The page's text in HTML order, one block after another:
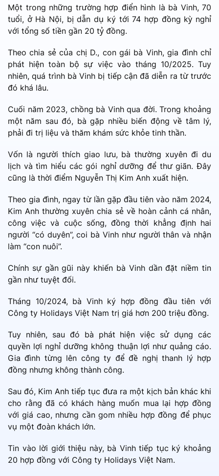
Một trong những trường hợp điển hình là bà Vinh, 70
tuổi, ở Hà Nội, bị dẫn dụ ký tới 74 hợp đồng kỳ nghỉ
với tổng số tiền gần 20 tỷ đồng.
Theo chia sẻ của chị D., con gái bà Vinh, gia đình chỉ
phát hiện toàn bộ sự việc vào tháng 10/2025. Tuy
nhiên, quá trình bà Vinh bị tiếp cận đã diễn ra từ trước
đó khá lâu.
Cuối năm 2023, chồng bà Vinh qua đời. Trong khoảng
một năm sau đó, bà gặp nhiều biến động về tâm lý,
phải đi trị liệu và thăm khám sức khỏe tinh thần.
Vốn là người thích giao lưu, bà thường xuyên đi du
lịch và tìm hiểu các gói nghỉ dưỡng để thư giãn. Đây
cũng là thời điểm Nguyễn Thị Kim Anh xuất hiện.
Theo gia đình, ngay từ lần gặp đầu tiên vào năm 2024,
Kim Anh thường xuyên chia sẻ về hoàn cảnh cá nhân,
công việc và cuộc sống, đồng thời khẳng định hai
người “có duyên”, coi bà Vinh như người thân và nhận
làm “con nuôi”.
Chính sự gần gũi này khiến bà Vinh dần đặt niềm tin
gần như tuyệt đối.
Tháng 10/2024, bà Vinh ký hợp đồng đầu tiên với
Công ty Holidays Việt Nam trị giá hơn 200 triệu đồng.
Tuy nhiên, sau đó bà phát hiện việc sử dụng các
quyền lợi nghỉ dưỡng không thuận lợi như quảng cáo.
Gia đình từng lên công ty để đề nghị thanh lý hợp
đồng nhưng không thành công.
Sau đó, Kim Anh tiếp tục đưa ra một kịch bản khác khi
cho rằng đã có khách hàng muốn mua lại hợp đồng
với giá cao, nhưng cần gom nhiều hợp đồng để phục
vụ một đoàn khách lớn.
Tin vào lời giới thiệu này, bà Vinh tiếp tục ký khoảng
20 hợp đồng với Công ty Holidays Việt Nam.